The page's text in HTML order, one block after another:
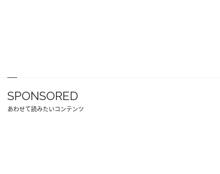
SPONSORED
あわせて読みたいコンテンツ